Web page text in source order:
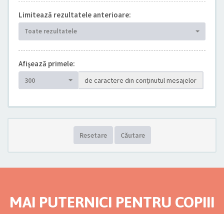
Limitează rezultatele anterioare:
Toate rezultatele
Afişează primele:
300 de caractere din conţinutul mesajelor
Resetare Căutare
MAI PUTERNICI PENTRU COPIII